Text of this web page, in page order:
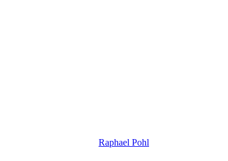
Raphael Pohl